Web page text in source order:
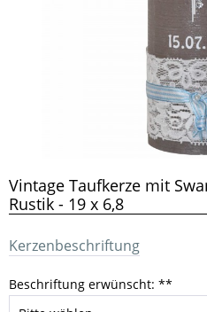
Vintage Taufkerze mit
Rustik - 19 x 6,8
Kerzenbeschriftung
Beschriftung erwünscht: **